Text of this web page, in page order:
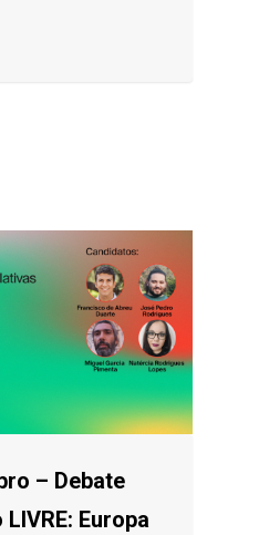
– Debate
Europa